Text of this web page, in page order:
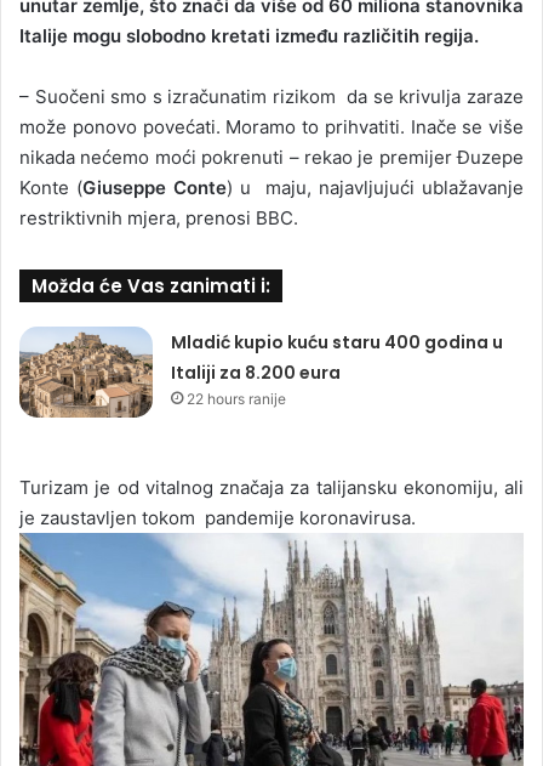
unutar zemlje, što znači da više od 60 miliona stanovnika
Italije mogu slobodno kretati između različitih regija.
– Suočeni smo s izračunatim rizikom da se krivulja zaraze
može ponovo povećati. Moramo to prihvatiti. Inače se više
nikada nećemo moći pokrenuti – rekao je premijer Đuzepe
Konte (Giuseppe Conte) u maju, najavljujući ublažavanje
restriktivnih mjera, prenosi BBC.
Možda će Vas zanimati i:
Mladić kupio kuću staru 400 godina u
Italiji za 8.200 eura
22 hours ranije
Turizam je od vitalnog značaja za talijansku ekonomiju, ali
je zaustavljen tokom pandemije koronavirusa.